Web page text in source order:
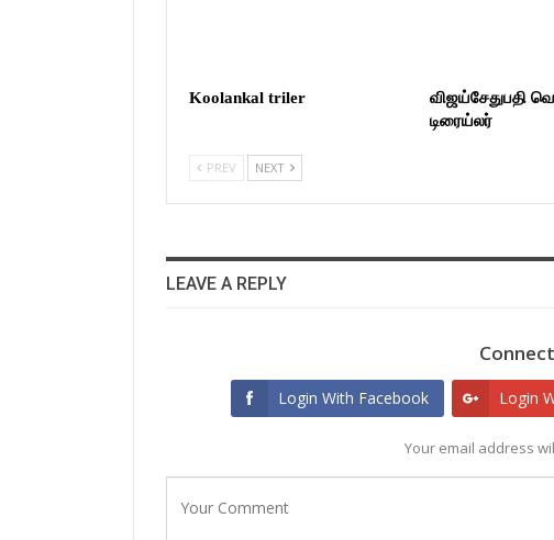
Koolankal triler
விஜய்சேதுபதி
டிரைய்லர்
PREV NEXT
LEAVE A REPLY
Login With Facebook Login
Your email address